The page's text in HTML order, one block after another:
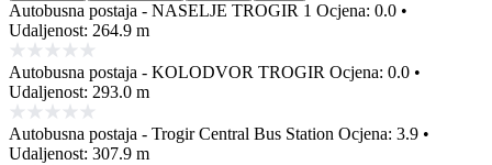
Autobusna postaja - NASELJE TROGIR 1 Ocjena: 0.0 •
Udaljenost: 264.9 m
Autobusna postaja - KOLODVOR TROGIR Ocjena: 0.0 •
Udaljenost: 293.0 m
Autobusna postaja - Trogir Central Bus Station Ocjena: 3.9 •
Udaljenost: 307.9 m